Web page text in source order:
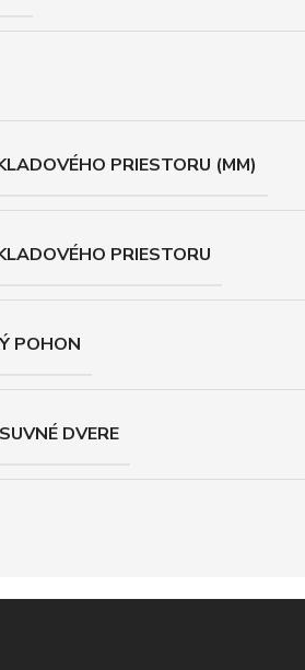
PRIESTORU (MM)
PRIESTORU
POHON
DVERE